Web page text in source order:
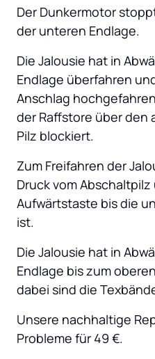
Der Dunkermotor
der unteren Endlage.
Die Jalousie hat in
Endlage überfahren
Anschlag
der Raffstore über den
Pilz blockiert.
Zum Freifahren der
Druck vom
Aufwärtstaste bis die
ist.
Die Jalousie hat in
Endlage bis zum
dabei sind die
Unsere nachhaltige
Probleme für 49 €.